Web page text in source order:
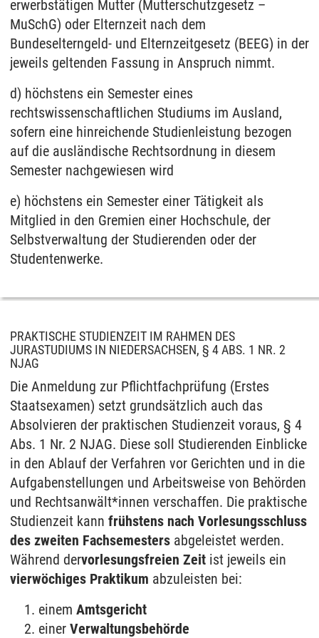
erwerbstätigen Mutter (Mutterschutzgesetz –
MuSchG) oder Elternzeit nach dem
Bundeselterngeld- und Elternzeitgesetz (BEEG) in der
jeweils geltenden Fassung in Anspruch nimmt.
d) höchstens ein Semester eines
rechtswissenschaftlichen Studiums im Ausland,
sofern eine hinreichende Studienleistung bezogen
auf die ausländische Rechtsordnung in diesem
Semester nachgewiesen wird
e) höchstens ein Semester einer Tätigkeit als
Mitglied in den Gremien einer Hochschule, der
Selbstverwaltung der Studierenden oder der
Studentenwerke.
PRAKTISCHE STUDIENZEIT IM RAHMEN DES
JURASTUDIUMS IN NIEDERSACHSEN, § 4 ABS. 1 NR. 2
NJAG
Die Anmeldung zur Pflichtfachprüfung (Erstes
Staatsexamen) setzt grundsätzlich auch das
Absolvieren der praktischen Studienzeit voraus, § 4
Abs. 1 Nr. 2 NJAG. Diese soll Studierenden Einblicke
in den Ablauf der Verfahren vor Gerichten und in die
Aufgabenstellungen und Arbeitsweise von Behörden
und Rechtsanwält*innen verschaffen. Die praktische
Studienzeit kann frühstens nach Vorlesungsschluss
des zweiten Fachsemesters abgeleistet werden.
Während dervorlesungsfreien Zeit ist jeweils ein
vierwöchiges Praktikum abzuleisten bei:
einem Amtsgericht
einer Verwaltungsbehörde